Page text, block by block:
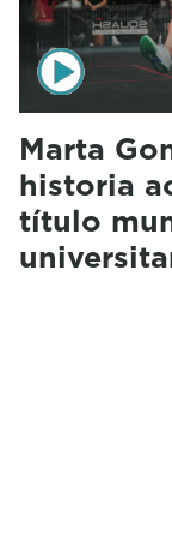
Marta
historia
título